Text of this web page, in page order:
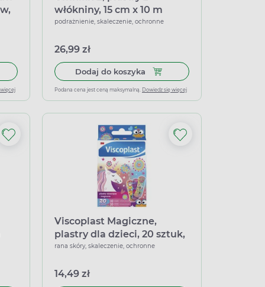
12 sztuk
do koszyka Leukoplast Barrier, zestaw wodoszczelnych
włókniny, 15 cm x 10 m
podrażnienie, skaleczenie, ochronne
26,99 zł
Dodaj do koszyka Dodaj do koszyka Omnifix
Podana cena jest ceną maksymalną. Dowiedz się więcej
Viscoplast Magiczne,
plastry dla dzieci, 20 sztuk,
2 rozmiary
rana skóry, skaleczenie, ochronne
14,49 zł